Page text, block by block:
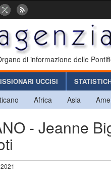
di informazione delle
UCCISI
Africa Asia
- Jeanne